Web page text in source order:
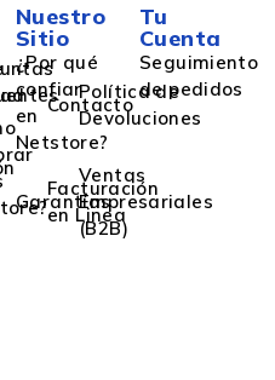
Nuestro
Sitio
¿Por qué
confiar
en
Netstore?
Contacto
Política de
Devoluciones
Garantías
Facturación
en Linea
Ventas
Empresariales
(B2B)
Tu
Cuenta
Seguimiento
de pedidos